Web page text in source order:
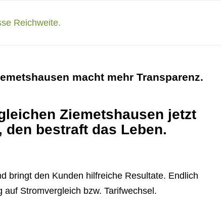
macht mehr Transparenz.
Ziemetshausen jetzt
bestraft das Leben.
bringt den Kunden hilfreiche Resultate. Endlich
Stromvergleich bzw. Tarifwechsel.